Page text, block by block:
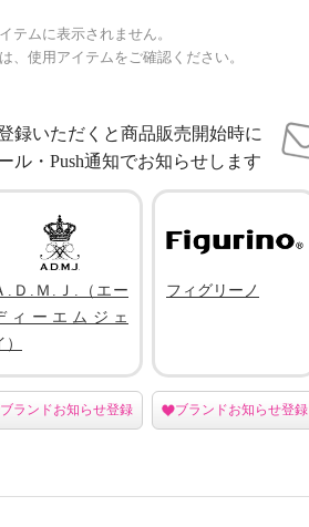
テムに表示されません。
、使用アイテムをご確認ください。
録いただくと商品販売開始時に
ル・Push通知でお知らせします
.Ｄ.Ｍ.Ｊ.（エー
ィーエムジェ
）
ブランドお知らせ登録
フィグリーノ
ブランドお知らせ登録